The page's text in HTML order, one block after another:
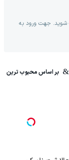
شوید. جهت ورود به
بر اساس محبوب ترین